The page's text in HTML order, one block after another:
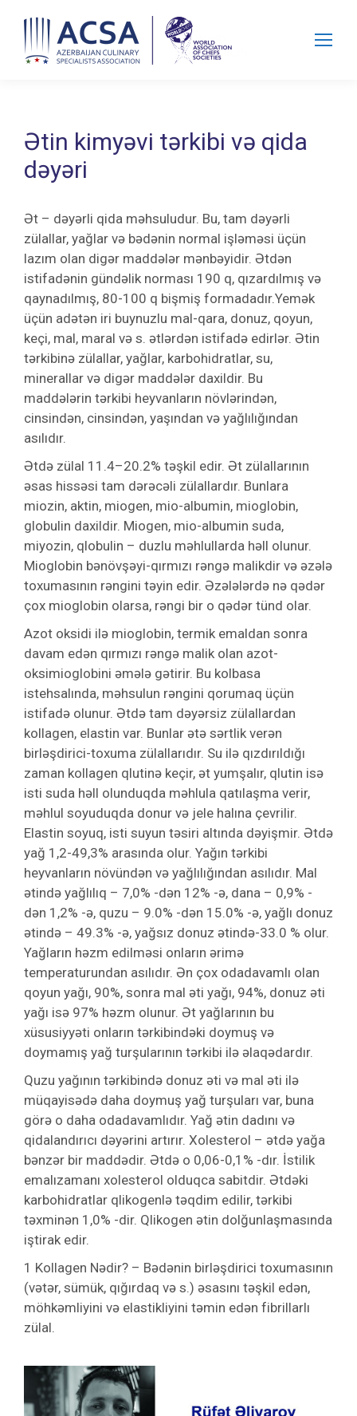
Search:
Ətin kimyəvi tərkibi və qida
dəyəri
Ət – dəyərli qida məhsuludur. Bu, tam dəyərli
zülallar, yağlar və bədənin normal işləməsi üçün
lazım olan digər maddələr mənbəyidir. Ətdən
istifadənin gündəlik norması 190 q, qızardılmış və
qaynadılmış, 80-100 q bişmiş formadadır.Yemək
üçün adətən iri buynuzlu mal-qara, donuz, qoyun,
keçi, mal, maral və s. ətlərdən istifadə edirlər. Ətin
tərkibinə zülallar, yağlar, karbohidratlar, su,
minerallar və digər maddələr daxildir. Bu
maddələrin tərkibi heyvanların növlərindən,
cinsindən, cinsindən, yaşından və yağlılığından
asılıdır.
Ətdə zülal 11.4–20.2% təşkil edir. Ət zülallarının
əsas hissəsi tam dərəcəli zülallardır. Bunlara
miozin, aktin, miogen, mio-albumin, mioglobin,
globulin daxildir. Miogen, mio-albumin suda,
miyozin, qlobulin – duzlu məhlullarda həll olunur.
Mioglobin bənövşəyi-qırmızı rəngə malikdir və əzələ
toxumasının rəngini təyin edir. Əzələlərdə nə qədər
çox mioglobin olarsa, rəngi bir o qədər tünd olar.
Azot oksidi ilə mioglobin, termik emaldan sonra
davam edən qırmızı rəngə malik olan azot-
oksimioglobini əmələ gətirir. Bu kolbasa
istehsalında, məhsulun rəngini qorumaq üçün
istifadə olunur. Ətdə tam dəyərsiz zülallardan
kollagen, elastin var. Bunlar ətə sərtlik verən
birləşdirici-toxuma zülallarıdır. Su ilə qızdırıldığı
zaman kollagen qlutinə keçir, ət yumşalır, qlutin isə
isti suda həll olunduqda məhlula qatılaşma verir,
məhlul soyuduqda donur və jele halına çevrilir.
Elastin soyuq, isti suyun təsiri altında dəyişmir. Ətdə
yağ 1,2-49,3% arasında olur. Yağın tərkibi
heyvanların növündən və yağlılığından asılıdır. Mal
ətində yağlılıq – 7,0% -dən 12% -ə, dana – 0,9% -
dən 1,2% -ə, quzu – 9.0% -dən 15.0% -ə, yağlı donuz
ətində – 49.3% -ə, yağsız donuz ətində-33.0 % olur.
Yağların həzm edilməsi onların ərimə
temperaturundan asılıdır. Ən çox odadavamlı olan
qoyun yağı, 90%, sonra mal əti yağı, 94%, donuz əti
yağı isə 97% həzm olunur. Ət yağlarının bu
xüsusiyyəti onların tərkibindəki doymuş və
doymamış yağ turşularının tərkibi ilə əlaqədardır.
Quzu yağının tərkibində donuz əti və mal əti ilə
müqayisədə daha doymuş yağ turşuları var, buna
görə o daha odadavamlıdır. Yağ ətin dadını və
qidalandırıcı dəyərini artırır. Xolesterol – ətdə yağa
bənzər bir maddədir. Ətdə o 0,06-0,1% -dır. İstilik
emalızamanı xolesterol olduqca sabitdir. Ətdəki
karbohidratlar qlikogenlə təqdim edilir, tərkibi
təxminən 1,0% -dir. Qlikogen ətin dolğunlaşmasında
iştirak edir.
1 Kollagen Nədir? – Bədənin birləşdirici toxumasının
(vətər, sümük, qığırdaq və s.) əsasını təşkil edən,
möhkəmliyini və elastikliyini təmin edən fibrillarlı
zülal.